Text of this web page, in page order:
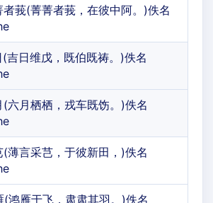
者莪(菁菁者莪，在彼中阿。)佚名
(吉日维戊，既伯既祷。)佚名
(六月栖栖，戎车既饬。)佚名
(薄言采芑，于彼新田，)佚名
(鸿雁于飞，肃肃其羽。)佚名